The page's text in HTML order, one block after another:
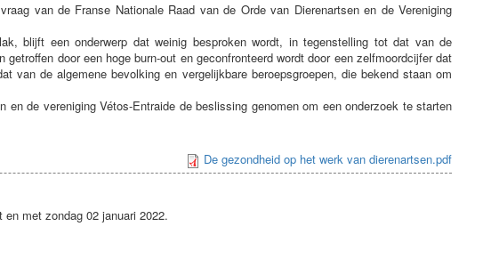
van de Franse Nationale Raad van de Orde van Dierenartsen en de Vereniging
blijft een onderwerp dat weinig besproken wordt, in tegenstelling tot dat van de
door een hoge burn-out en geconfronteerd wordt door een zelfmoordcijfer dat
van de algemene bevolking en vergelijkbare beroepsgroepen, die bekend staan om
de vereniging Vétos-Entraide de beslissing genomen om een onderzoek te starten
De gezondheid op het werk van dierenartsen.pdf
met zondag 02 januari 2022.